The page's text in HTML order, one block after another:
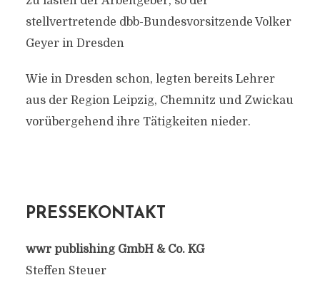
stellvertretende dbb-Bundesvorsitzende Volker
Geyer in Dresden
Wie in Dresden schon, legten bereits Lehrer
aus der Region Leipzig, Chemnitz und Zwickau
vorübergehend ihre Tätigkeiten nieder.
PRESSEKONTAKT
wwr publishing GmbH & Co. KG
Steffen Steuer